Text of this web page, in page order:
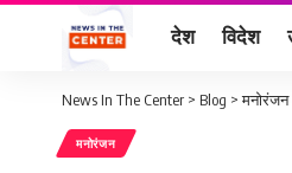
देश विदेश
News In The Center > Blog >मनोरंजन
मनोरंजन